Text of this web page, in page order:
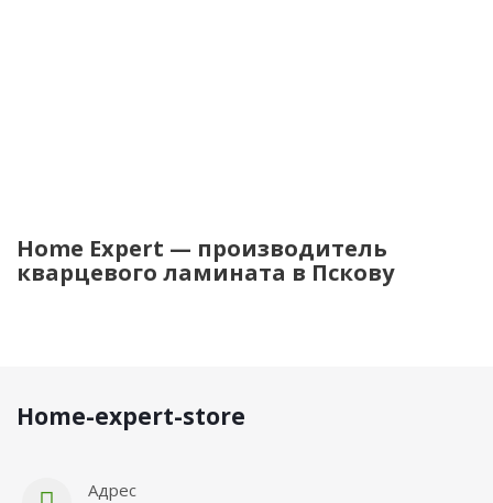
Home Expert — производитель
кварцевого ламината в Пскову
Нome-expert-store
Адрес